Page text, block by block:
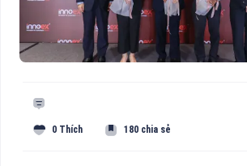
0 Thích 180 chia sẻ